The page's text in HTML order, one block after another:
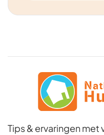
Tips & ervaringen